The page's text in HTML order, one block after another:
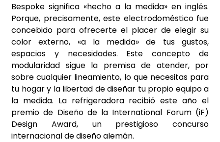
Bespoke significa «hecho a la medida» en inglés.
Porque, precisamente, este electrodoméstico fue
concebido para ofrecerte el placer de elegir su
color externo, «a la medida» de tus gustos,
espacios y necesidades. Este concepto de
modularidad sigue la premisa de atender, por
sobre cualquier lineamiento, lo que necesitas para
tu hogar y la libertad de diseñar tu propio equipo a
la medida. La refrigeradora recibió este año el
premio de Diseño de la International Forum (iF)
Design Award, un prestigioso concurso
internacional de diseño alemán.